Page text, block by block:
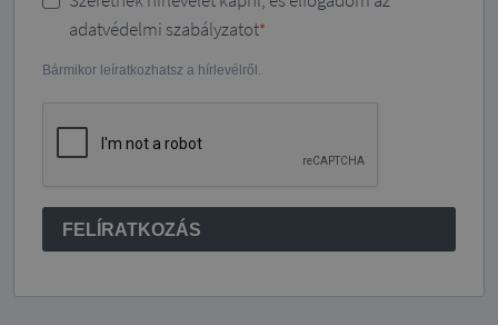
adatvédelmi szabályzatot
Bármikor leíratkozhatsz a hírlevélről.
FELÍRATKOZÁS